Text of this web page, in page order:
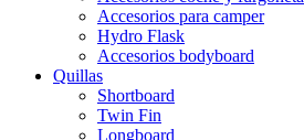
Accesorios para camper
Hydro Flask
Accesorios bodyboard
Quillas
Shortboard
Twin Fin
Longboard